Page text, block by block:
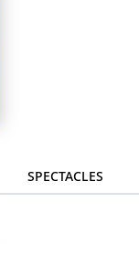
SPECTACLES